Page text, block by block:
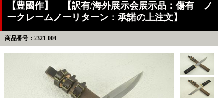
【豊國作】 【訳有/海外展示会展示品：傷有 ノ
ークレームノーリターン：承諾の上注文】
商品番号：2321-004